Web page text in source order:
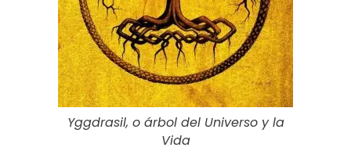
Yggdrasil, o árbol del Universo y la
Vida